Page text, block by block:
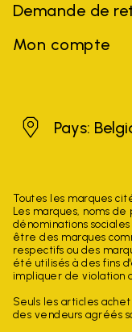
Demande de
Mon compte
Belgique
Pays:
Toutes les marques
Les marques, noms
dénominations
être des marques
respectifs ou des
été utilisés à des fins
impliquer de violation
Seuls les articles
des vendeurs agréés